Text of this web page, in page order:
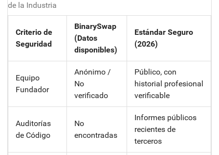
de la Industria
Criterio de
Seguridad
BinarySwap
(Datos
disponibles)
Estándar Seguro
(2026)
Equipo
Fundador
Anónimo /
No
verificado
Público, con
historial profesional
verificable
Auditorías
de Código
No
encontradas
Informes públicos
recientes de
terceros